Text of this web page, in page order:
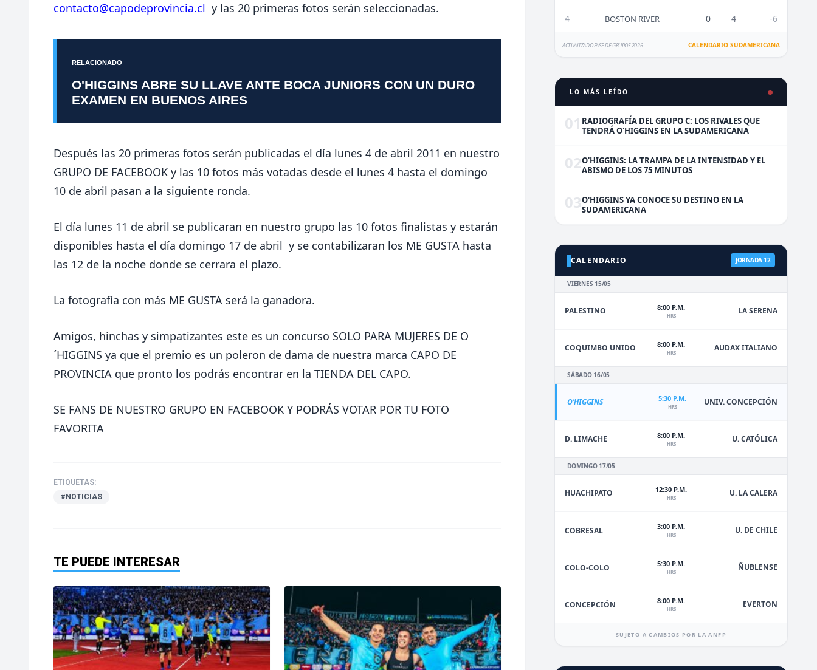
contacto@capodeprovincia.cl y las 20 primeras fotos serán seleccionadas.
RELACIONADO
O'HIGGINS ABRE SU LLAVE ANTE BOCA JUNIORS CON UN DURO
EXAMEN EN BUENOS AIRES
Después las 20 primeras fotos serán publicadas el día lunes 4 de abril 2011 en nuestro
GRUPO DE FACEBOOK y las 10 fotos más votadas desde el lunes 4 hasta el domingo
10 de abril pasan a la siguiente ronda.
El día lunes 11 de abril se publicaran en nuestro grupo las 10 fotos finalistas y estarán
disponibles hasta el día domingo 17 de abril y se contabilizaran los ME GUSTA hasta
las 12 de la noche donde se cerrara el plazo.
La fotografía con más ME GUSTA será la ganadora.
Amigos, hinchas y simpatizantes este es un concurso SOLO PARA MUJERES DE O
´HIGGINS ya que el premio es un poleron de dama de nuestra marca CAPO DE
PROVINCIA que pronto los podrás encontrar en la TIENDA DEL CAPO.
SE FANS DE NUESTRO GRUPO EN FACEBOOK Y PODRÁS VOTAR POR TU FOTO
FAVORITA
ETIQUETAS:
#NOTICIAS
TE PUEDE INTERESAR
4 BOSTON RIVER 0 4 -6
ACTUALIZADO FASE DE GRUPOS 2026 CALENDARIO SUDAMERICANA
LO MÁS LEÍDO
01 RADIOGRAFÍA DEL GRUPO C: LOS RIVALES QUE
TENDRÁ O'HIGGINS EN LA SUDAMERICANA
02O'HIGGINS: LA TRAMPA DE LA INTENSIDAD Y EL
ABISMO DE LOS 75 MINUTOS
03O'HIGGINS YA CONOCE SU DESTINO EN LA
SUDAMERICANA
CALENDARIO JORNADA 12
VIERNES 15/05
PALESTINO 8:00 P.M.
HRS LA SERENA
COQUIMBO UNIDO 8:00 P.M.
HRS AUDAX ITALIANO
SÁBADO 16/05
O'HIGGINS 5:30 P.M.
HRS UNIV. CONCEPCIÓN
D. LIMACHE 8:00 P.M.
HRS U. CATÓLICA
DOMINGO 17/05
HUACHIPATO 12:30 P.M.
HRS U. LA CALERA
COBRESAL 3:00 P.M.
HRS U. DE CHILE
COLO-COLO 5:30 P.M.
HRS ÑUBLENSE
CONCEPCIÓN 8:00 P.M.
HRS EVERTON
SUJETO A CAMBIOS POR LA ANFP